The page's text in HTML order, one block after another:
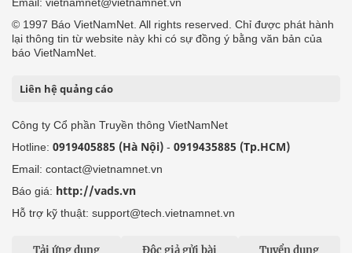
Email: vietnamnet@vietnamnet.vn
© 1997 Báo VietNamNet. All rights reserved. Chỉ được phát hành
lại thông tin từ website này khi có sự đồng ý bằng văn bản của
báo VietNamNet.
Liên hệ quảng cáo
Công ty Cổ phần Truyền thông VietNamNet
Hotline: 0919405885 (Hà Nội) - 0919435885 (Tp.HCM)
Email: contact@vietnamnet.vn
Báo giá: http://vads.vn
Hỗ trợ kỹ thuật: support@tech.vietnamnet.vn